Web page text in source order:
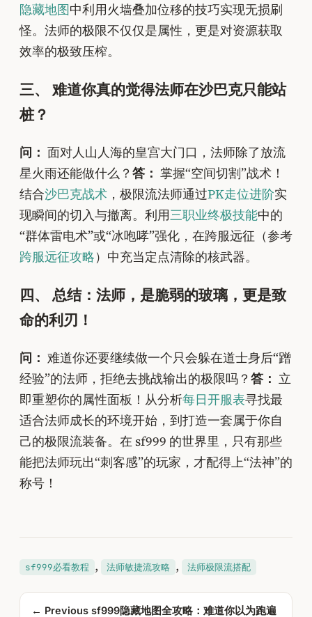
隐藏地图中利用火墙叠加位移的技巧实现无损刷
怪。法师的极限不仅仅是属性，更是对资源获取
效率的极致压榨。
三、 难道你真的觉得法师在沙巴克只能站
桩？
问： 面对人山人海的皇宫大门口，法师除了放流
星火雨还能做什么？ 答： 掌握“空间切割”战术！
结合沙巴克战术 ，极限流法师通过PK走位进阶实
现瞬间的切入与撤离。利用三职业终极技能中的
“群体雷电术”或“冰咆哮”强化，在跨服远征（参考
跨服远征攻略）中充当定点清除的核武器。
四、 总结：法师，是脆弱的玻璃，更是致
命的利刃！
问： 难道你还要继续做一个只会躲在道士身后“蹭
经验”的法师，拒绝去挑战输出的极限吗？ 答： 立
即重塑你的属性面板！从分析每日开服表寻找最
适合法师成长的环境开始，到打造一套属于你自
己的极限流装备。在 sf999 的世界里，只有那些
能把法师玩出“刺客感”的玩家，才配得上“法神”的
称号！
sf999必看教程 , 法师敏捷流攻略 , 法师极限流搭配
← Previous sf999隐藏地图全攻略：难道你以为跑遍